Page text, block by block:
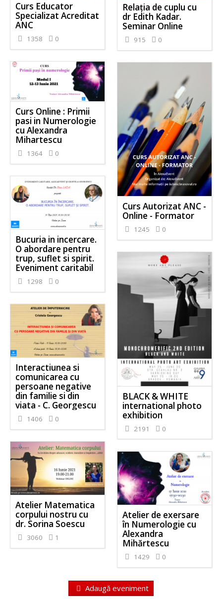
Relația de cuplu cu
dr Edith Kadar.
Seminar Online
915 0
Curs Educator
Specializat Acreditat
ANC
1358 0
Curs Online : Primii
pasi in Numerologie
cu Alexandra
Mihartescu
1364 0
Curs Autorizat ANC -
Online - Formator
1245 0
Bucuria in incercare.
O abordare pentru
trup, suflet si spirit.
Eveniment caritabil
1298 0
BLACK & WHITE
international photo
exhibition
2191 0
Interactiunea si
comunicarea cu
persoane negative
din familie si din
viata - C. Georgescu
1406 0
Atelier Matematica
corpului nostru cu
dr. Sorina Soescu
3060 1
Atelier de exersare
în Numerologie cu
Alexandra
Mihărtescu
1429 0
Adaugă eveniment